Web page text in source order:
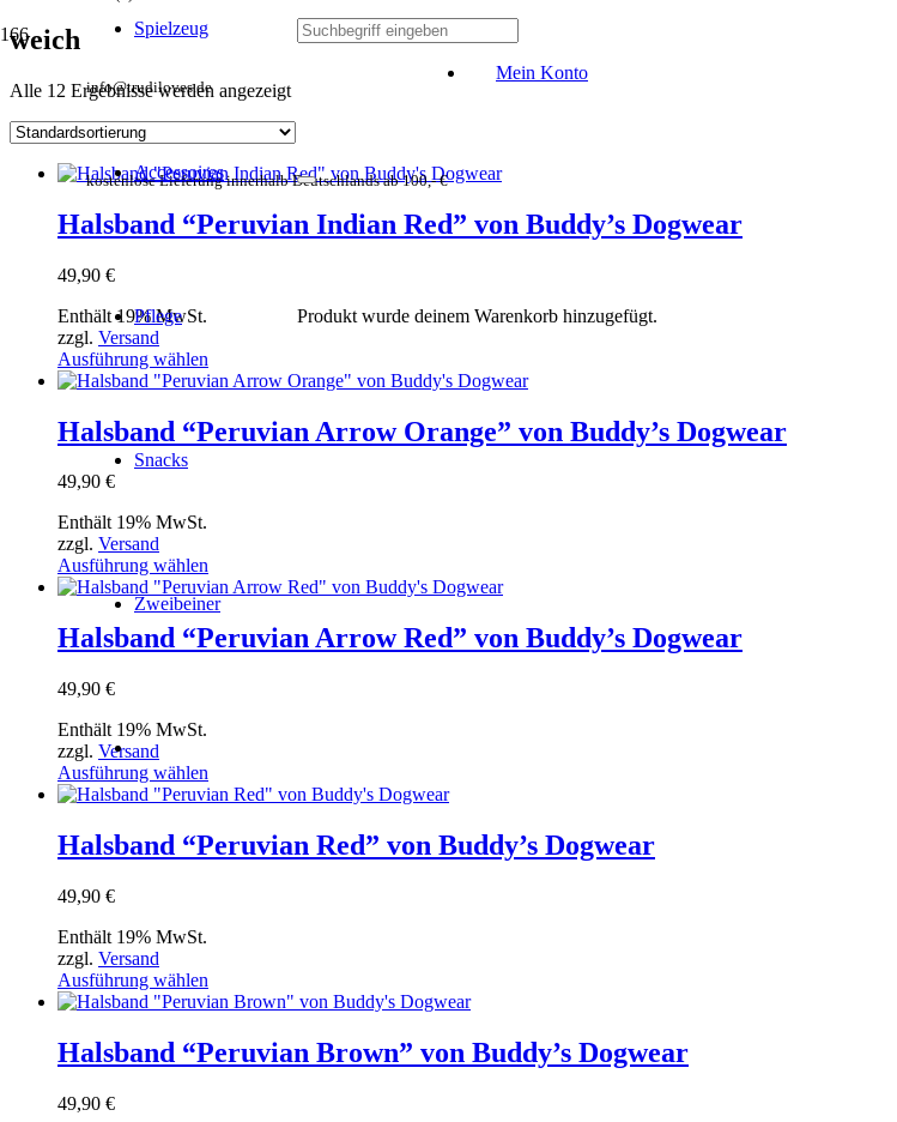
info@trudiloves.de
kostenlose Lieferung innerhalb Deutschlands ab 100,- €
Mein Konto
Spielzeug
Accessoires
Pflege
Snacks
Zweibeiner
Produkt wurde deinem Warenkorb hinzugefügt.
weich
Alle 12 Ergebnisse werden angezeigt
Halsband “Peruvian Indian Red” von Buddy’s Dogwear
49,90 €
Enthält 19% MwSt.
zzgl. Versand
Ausführung wählen
Produkt
mehrere
Varianten
der
Produktseite
gewählt
werden
Halsband “Peruvian Arrow Orange” von Buddy’s Dogwear
49,90 €
Enthält 19% MwSt.
zzgl. Versand
Ausführung wählen
Produkt
weist
mehrere
Varianten
der
Produktseite
werden
Halsband “Peruvian Arrow Red” von Buddy’s Dogwear
49,90 €
Enthält 19% MwSt.
zzgl. Versand
Ausführung wählen
Produkt
mehrere
Varianten
der
Produktseite
werden
Halsband “Peruvian Red” von Buddy’s Dogwear
49,90 €
Enthält 19% MwSt.
zzgl. Versand
Ausführung wählen
Produkt
mehrere
Varianten
Halsband “Peruvian Brown” von Buddy’s Dogwear
49,90 €